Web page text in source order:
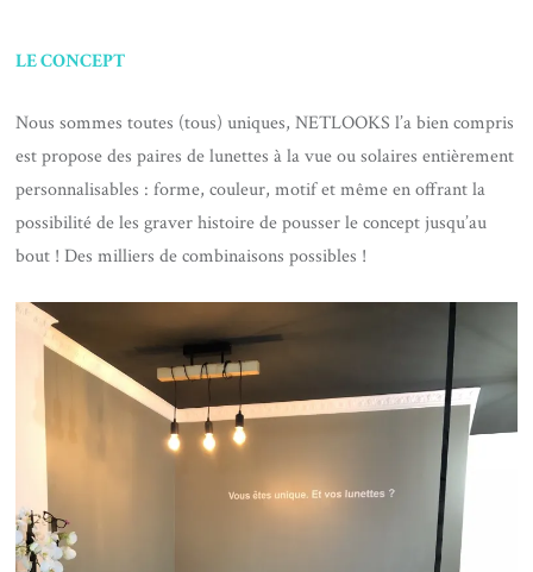
LE CONCEPT
Nous sommes toutes (tous) uniques, NETLOOKS l’a bien compris
est propose des paires de lunettes à la vue ou solaires entièrement
personnalisables : forme, couleur, motif et même en offrant la
possibilité de les graver histoire de pousser le concept jusqu’au
bout ! Des milliers de combinaisons possibles !